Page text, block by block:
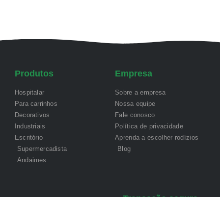
Produtos
Hospitalar
Para carrinhos
Decorativos
Industriais
Escritório
Supermercadista
Andaimes
Empresa
Sobre a empresa
Nossa equipe
Fale conosco
Política de privacidade
Aprenda a escolher rodízios
Blog